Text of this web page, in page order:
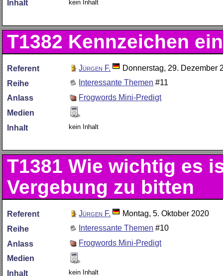
Inhalt kein Inhalt
T1382 Kennzeichen
Referent Jürgen F.
Donnerstag, 29. Dezember
Reihe
Interessante Themen #11
Anlass
Frogwords Mini-Predigt
Medien
Inhalt
kein Inhalt
T1381 Wie wichtig es
Vergebung zu bitten
Referent Jürgen F.
Montag, 5. Oktober 2020
Reihe
Interessante Themen #10
Anlass
Frogwords Mini-Predigt
Medien
Inhalt
kein Inhalt